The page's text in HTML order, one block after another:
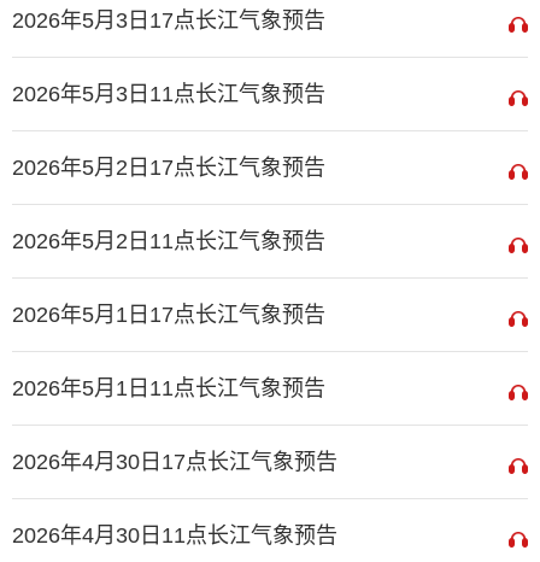
2026年5月3日17点长江气象预告
2026年5月3日11点长江气象预告
2026年5月2日17点长江气象预告
2026年5月2日11点长江气象预告
2026年5月1日17点长江气象预告
2026年5月1日11点长江气象预告
2026年4月30日17点长江气象预告
2026年4月30日11点长江气象预告